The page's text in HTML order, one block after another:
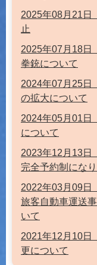
2025年08月21
止
2025年07月18
拳銃について
2024年07月25
の拡大について
2024年05月01
について
2023年12月13
完全予約制にな
2022年03月09
旅客自動車運送
いて
2021年12月10
更について